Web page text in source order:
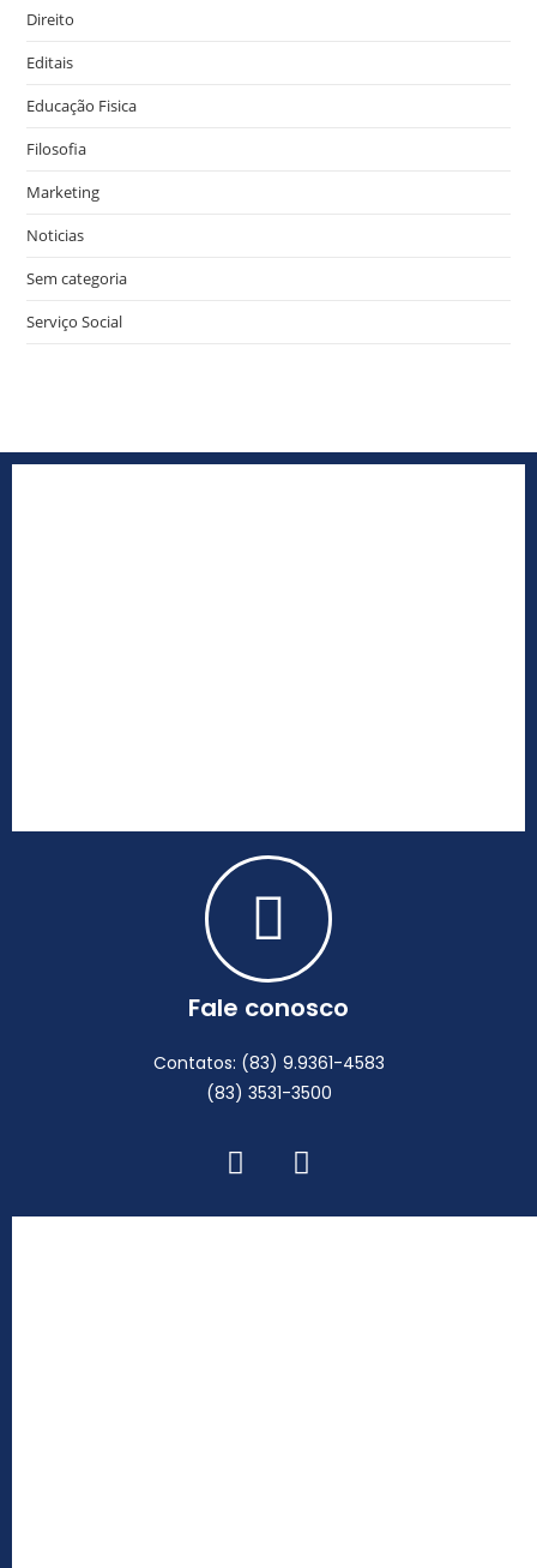
Direito
Editais
Educação Fisica
Filosofia
Marketing
Noticias
Sem categoria
Serviço Social
Fale conosco
Contatos: (83) 9.9361-4583
(83) 3531-3500